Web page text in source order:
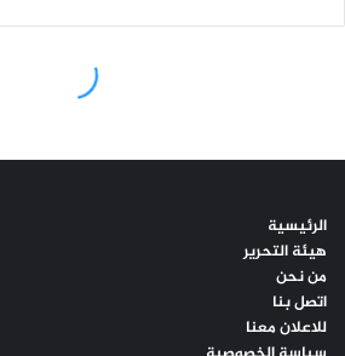
الرئيسية
هيئة التحرير
من نحن
اتصل بنا
للاعلان معنا